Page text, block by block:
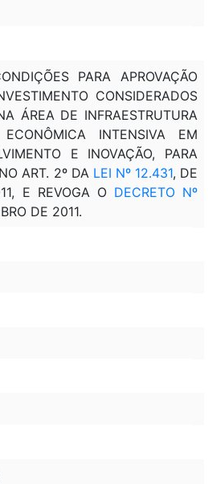
PARA APROVAÇÃO
CONSIDERADOS
ÁREA DE INFRAESTRUTURA
INTENSIVA EM
E INOVAÇÃO, PARA
ART. 2º DA LEI Nº 12.431, DE
E REVOGA O DECRETO Nº
DE 2011.